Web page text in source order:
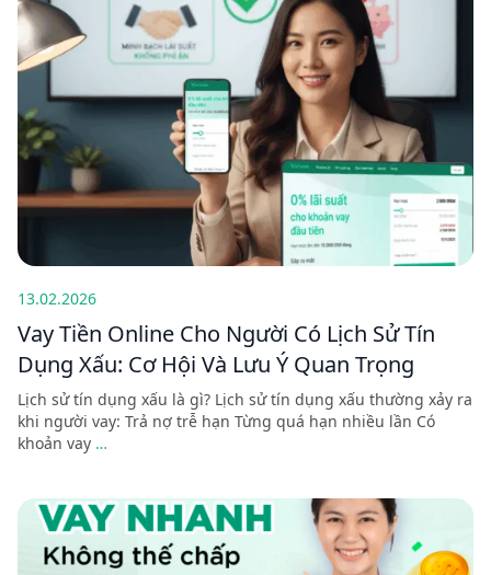
13.02.2026
Vay Tiền Online Cho Người Có Lịch Sử Tín
Dụng Xấu: Cơ Hội Và Lưu Ý Quan Trọng
Lịch sử tín dụng xấu là gì? Lịch sử tín dụng xấu thường xảy ra
khi người vay: Trả nợ trễ hạn Từng quá hạn nhiều lần Có
khoản vay …